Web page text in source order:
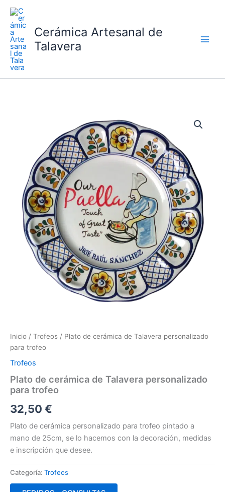
contenido Cerámica Artesanal de
Talavera
Inicio / Trofeos / Plato de cerámica de Talavera personalizado
para trofeo
Trofeos
Plato de cerámica de Talavera personalizado
para trofeo
32,50 €
Plato de cerámica personalizado para trofeo pintado a
mano de 25cm, se lo hacemos con la decoración, medidas
e inscripción que desee.
Categoría: Trofeos